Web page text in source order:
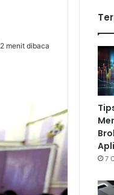
2 menit dibaca
7